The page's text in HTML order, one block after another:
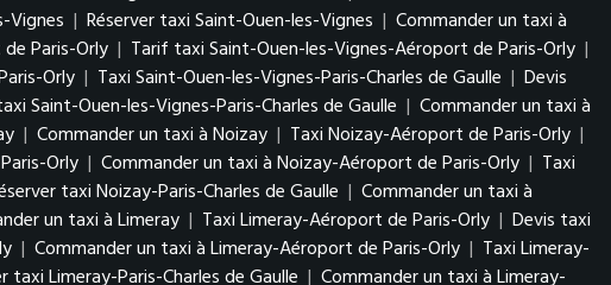
Vignes | Réserver taxi Saint-Ouen-les-Vignes | Commander un taxi à
Paris-Orly | Tarif taxi Saint-Ouen-les-Vignes-Aéroport de Paris-Orly |
Orly | Taxi Saint-Ouen-les-Vignes-Paris-Charles de Gaulle | Devis
Saint-Ouen-les-Vignes-Paris-Charles de Gaulle | Commander un taxi à
| Commander un taxi à Noizay | Taxi Noizay-Aéroport de Paris-Orly |
Orly | Commander un taxi à Noizay-Aéroport de Paris-Orly | Taxi
taxi Noizay-Paris-Charles de Gaulle | Commander un taxi à
un taxi à Limeray | Taxi Limeray-Aéroport de Paris-Orly | Devis taxi
| Commander un taxi à Limeray-Aéroport de Paris-Orly | Taxi Limeray-
taxi Limeray-Paris-Charles de Gaulle | Commander un taxi à Limeray-